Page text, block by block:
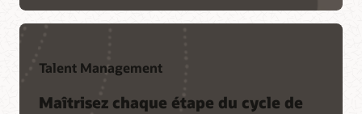
Talent Management
Maîtrisez chaque étape du cycle de